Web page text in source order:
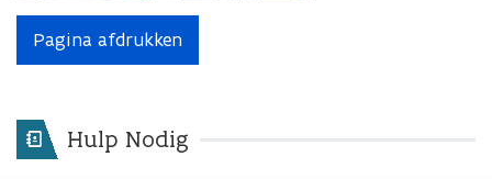
Pagina afdrukken
Hulp Nodig